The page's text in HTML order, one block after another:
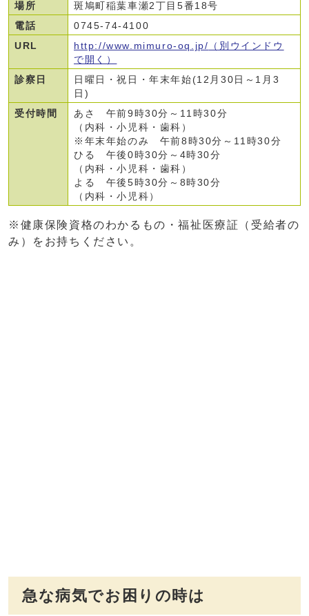
場所
斑鳩町稲葉車瀬2丁目5番18号
電話
0745-74-4100
URL
http://www.mimuro-oq.jp/ （別ウインドウ
で開く）
診察日
日曜日・祝日・年末年始(12月30日～1月3
日)
受付時間
あさ 午前9時30分～11時30分
（内科・小児科・歯科）
※年末年始のみ 午前8時30分～11時30分
ひる 午後0時30分～4時30分
（内科・小児科・歯科）
よる 午後5時30分～8時30分
（内科・小児科）
※健康保険資格のわかるもの・福祉医療証（受給者の
み）をお持ちください。
急な病気でお困りの時は